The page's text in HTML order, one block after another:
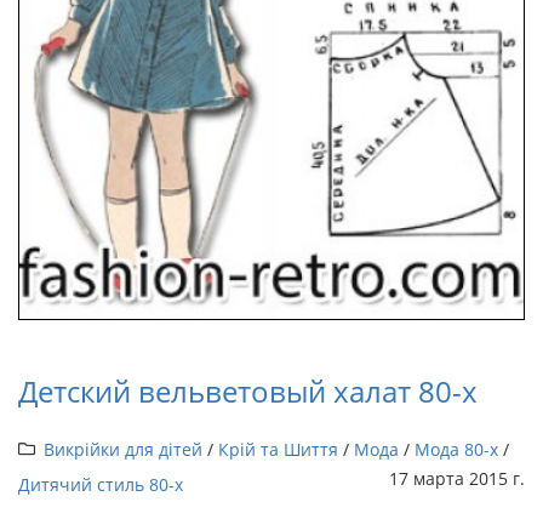
Детский вельветовый халат 80-х
Викрійки для дітей / Крій та Шиття / Мода / Мода 80-х/
Дитячий стиль 80-х
17 марта 2015 г.